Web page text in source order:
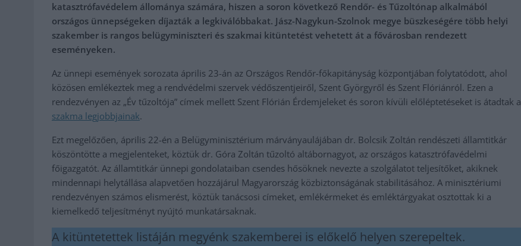
katasztrófavédelem állománya számára, hiszen a soron következő Rendőr- és Tűzoltónap alkalmából
országos ünnepségeken díjazták a legkiválóbbakat. Jász-Nagykun-Szolnok megye büszkeségére több helyi
szakember is rangos belügyminiszteri és szakmai kitüntetést vehetett át a fővárosban rendezett
eseményeken.
Az ünnepi események sorozata április 23-án az Országos Rendőr-főkapitányság központjában folytatódott, ahol
közösen emlékeztek meg a rendvédelmi szervek védőszentjeiről, Szent Györgyről és Szent Flóriánról. Ezen a
rendezvényen az „Év tűzoltója” címek mellett Szent Flórián Érdemjeleket és soron kívüli előléptetéseket is átadtak a
szakma legjobbjainak.
Ezt megelőzően, április 22-én a Belügyminisztérium márványaulájában dr. Bolcsik Zoltán rendészeti államtitkár
köszöntötte a megjelenteket, köztük dr. Góra Zoltán tűzoltó altábornagyot, az országos katasztrófavédelmi
főigazgatót. Az államtitkár ünnepi gondolataiban csendes hősöknek nevezte a szolgálatot teljesítőket, akiknek
mindennapi helytállása alapvetően hozzájárul Magyarország közbiztonságának stabilitásához. A minisztériumi
rendezvényen számos elismerést, köztük tanácsosi címeket, emlékérmeket és emléktárgyakat osztottak ki a
kiemelkedő teljesítményt nyújtó munkatársaknak.
A kitüntetettek listáján megyénk szakemberei is előkelő helyen szerepeltek.